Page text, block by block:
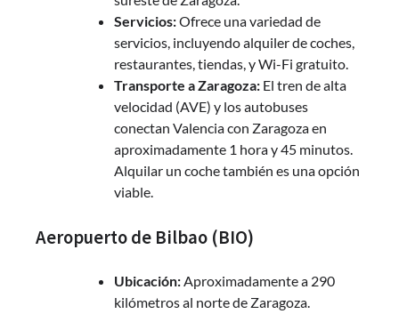
Servicios:Ofrece una variedad de
servicios, incluyendo alquiler de coches,
restaurantes, tiendas, y Wi-Fi gratuito.
Transporte a Zaragoza: El tren de alta
velocidad (AVE) y los autobuses
conectan Valencia con Zaragoza en
aproximadamente 1 hora y 45 minutos.
Alquilar un coche también es una opción
viable.
Aeropuerto de Bilbao (BIO)
Ubicación:Aproximadamente a 290
kilómetros al norte de Zaragoza.